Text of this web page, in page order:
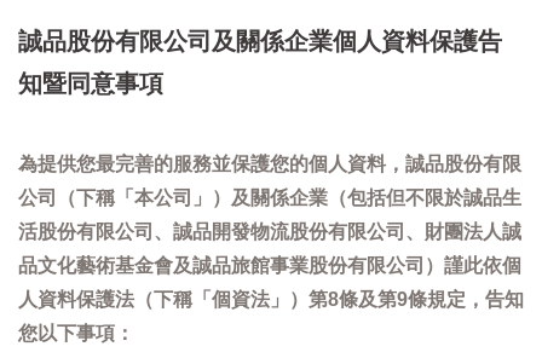
誠品股份有限公司及關係企業個人資料保護告
知暨同意事項
為提供您最完善的服務並保護您的個人資料，誠品股份有限
公司（下稱「本公司」）及關係企業（包括但不限於誠品生
活股份有限公司、誠品開發物流股份有限公司、財團法人誠
品文化藝術基金會及誠品旅館事業股份有限公司）謹此依個
人資料保護法（下稱「個資法」）第8條及第9條規定，告知
您以下事項：